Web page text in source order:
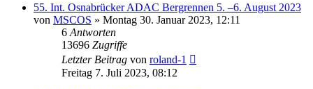
55. Int. Osnabrücker ADAC Bergrennen 5. –6. August 2023
von MSCOS » Montag 30. Januar 2023, 12:11
6 Antworten
13696 Zugriffe
Letzter Beitrag von roland-1
Freitag 7. Juli 2023, 08:12